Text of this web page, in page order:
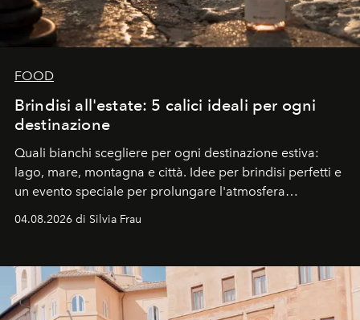
FOOD
Brindisi all'estate: 5 calici ideali per ogni
destinazione
Quali bianchi scegliere per ogni destinazione estiva:
lago, mare, montagna e città. Idee per brindisi perfetti e
un evento speciale per prolungare l'atmosfera
04.08.2026 di Silvia Frau